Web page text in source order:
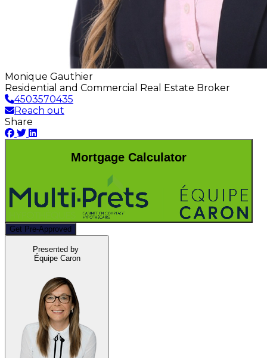
Monique Gauthier
Residential and Commercial Real Estate Broker
4503570435
Reach out
Share
Mortgage Calculator
Get Pre-Approved
Presented by
Équipe Caron